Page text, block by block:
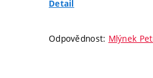
Detail
Odpovědnost: Mlýnek